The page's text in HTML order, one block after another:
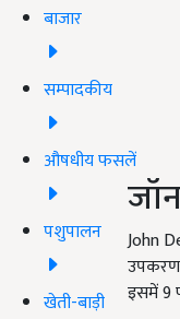
बाजार
सम्पादकीय
औषधीय फसलें
पशुपालन
खेती-बाड़ी
John
उपकरण
इसमें 9